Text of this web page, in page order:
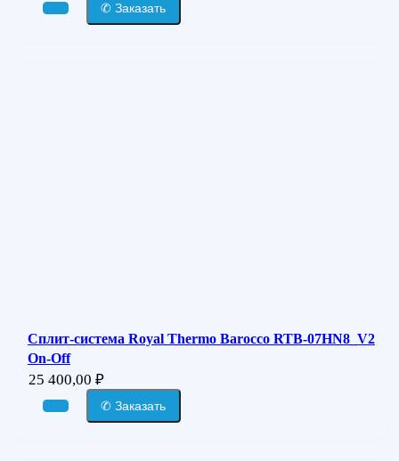
✆ Заказать
Сплит-система Royal Thermo Barocco RTB-07HN8_V2
On-Off
25 400,00 ₽
✆ Заказать